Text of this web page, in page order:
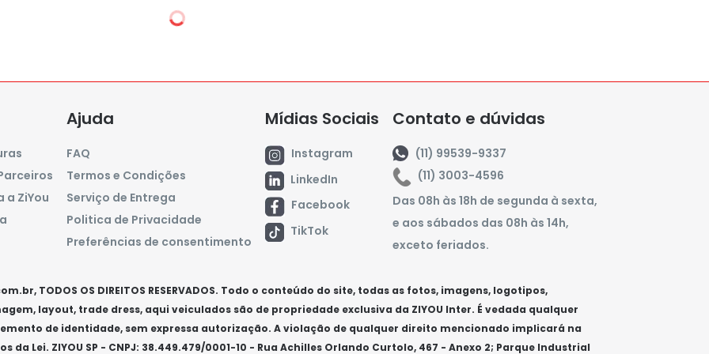
ZiYou
aplicativo ZiYou Club com
escolhido + aulas on
ZiYou:
seus dados ― Agende a
para o uso!
é liberado na data de entrega
o valor da mensalidade do
para consulta nosTermos e
o passo a passo de montagem
Comprimento(C)
123cm
Fonte de energia
Bivolt
no seu tempo!
a ZiYou
Ajuda
FAQ
Termos e Condições
Serviço de Entrega
Politica de Privacidade
Preferências de consentimento
Mídias Sociais
Instagram
LinkedIn
Facebook
TikTok
Contato e dúvidas
(11) 99539-9337
(11) 3003-4596
Das 08h às 18h de segunda à sexta,
e aos sábados das 08h às 14h,
exceto feriados.
TODOS OS DIREITOS RESERVADOS. Todo o conteúdo do site, todas as fotos, imagens, logotipos,
layout, trade dress, aqui veiculados são de propriedade exclusiva da ZIYOU Inter. É vedada qualquer
de identidade, sem expressa autorização. A violação de qualquer direito mencionado implicará na
Lei. ZIYOU SP - CNPJ: 38.449.479/0001-10 - Rua Achilles Orlando Curtolo, 467 - Anexo 2; Parque Industrial